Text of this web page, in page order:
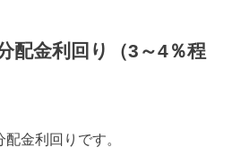
配金利回り（3～4％程
金利回りです。